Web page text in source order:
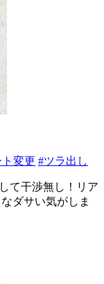
変更 #ツラ出し
て干渉無し！リア
ダサい気がしま